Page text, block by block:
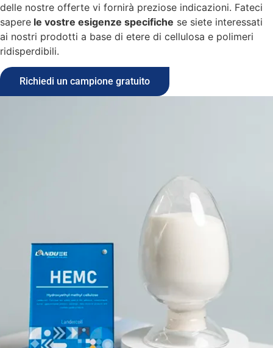
delle nostre offerte vi fornirà preziose indicazioni. Fateci
sapere le vostre esigenze specifiche se siete interessati
ai nostri prodotti a base di etere di cellulosa e polimeri
ridisperdibili.
Richiedi un campione gratuito